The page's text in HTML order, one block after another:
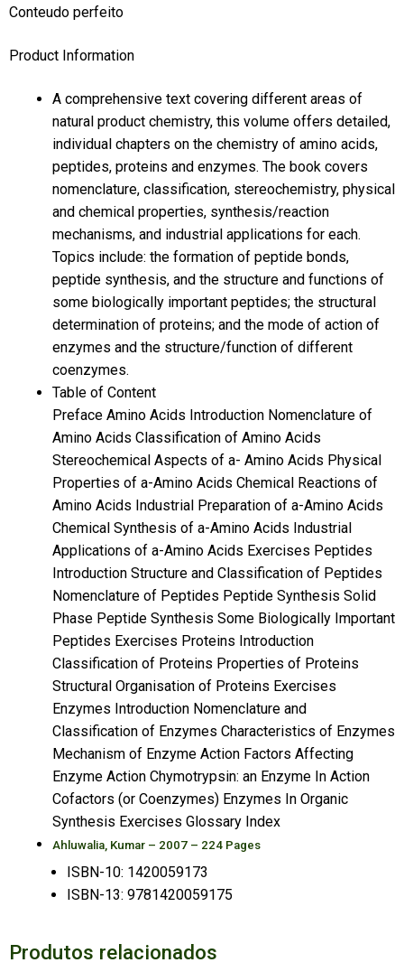
Conteudo perfeito
Product Information
A comprehensive text covering different areas of
natural product chemistry, this volume offers detailed,
individual chapters on the chemistry of amino acids,
peptides, proteins and enzymes. The book covers
nomenclature, classification, stereochemistry, physical
and chemical properties, synthesis/reaction
mechanisms, and industrial applications for each.
Topics include: the formation of peptide bonds,
peptide synthesis, and the structure and functions of
some biologically important peptides; the structural
determination of proteins; and the mode of action of
enzymes and the structure/function of different
coenzymes.
Table of Content
Preface Amino Acids Introduction Nomenclature of
Amino Acids Classification of Amino Acids
Stereochemical Aspects of a- Amino Acids Physical
Properties of a-Amino Acids Chemical Reactions of
Amino Acids Industrial Preparation of a-Amino Acids
Chemical Synthesis of a-Amino Acids Industrial
Applications of a-Amino Acids Exercises Peptides
Introduction Structure and Classification of Peptides
Nomenclature of Peptides Peptide Synthesis Solid
Phase Peptide Synthesis Some Biologically Important
Peptides Exercises Proteins Introduction
Classification of Proteins Properties of Proteins
Structural Organisation of Proteins Exercises
Enzymes Introduction Nomenclature and
Classification of Enzymes Characteristics of Enzymes
Mechanism of Enzyme Action Factors Affecting
Enzyme Action Chymotrypsin: an Enzyme In Action
Cofactors (or Coenzymes) Enzymes In Organic
Synthesis Exercises Glossary Index
Ahluwalia, Kumar – 2007 – 224 Pages
ISBN-10: 1420059173
ISBN-13: 9781420059175
Produtos relacionados